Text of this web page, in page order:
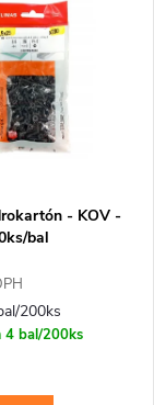
- KOV -
bal
200ks
4 bal/200ks